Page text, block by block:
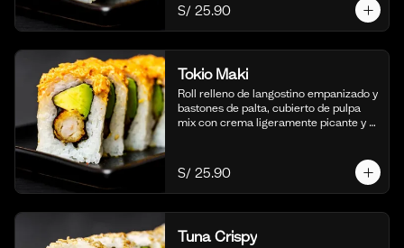
S/ 25.90
Tokio Maki
Roll relleno de langostino empanizado y
bastones de palta, cubierto de pulpa
mix con crema ligeramente picante y
S/ 25.90
Tuna Crispy